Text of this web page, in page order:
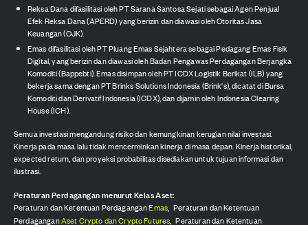
Reksa Dana difasilitasi oleh PT Sarana Santosa Sejati sebagai Agen Penjual
Efek Reksa Dana (APERD) yang berizin dan diawasi oleh Otoritas Jasa
Keuangan (OJK).
Emas difasilitasi oleh PT Pluang Emas Sejahtera sebagai Pedagang Emas Fisik
Digital, yang berizin dan diawasi oleh Badan Pengawas Perdagangan Berjangka
Komoditi (Bappebti). Emas disimpan oleh PT ICDX Logistik Berikat (ILB) yang
bekerja sama dengan PT Brinks Solutions Indonesia (Brink's), dicatat di Bursa
Komoditi dan Derivatif Indonesia (ICDX), dan dijamin oleh Indonesia Clearing
House (ICH).
Semua investasi mengandung risiko dan kemungkinan kerugian nilai investasi.
Kinerja pada masa lalu tidak mencerminkan kinerja di masa depan. Kinerja historikal,
expected return, dan proyeksi probabilitas disediakan untuk tujuan informasi dan
ilustrasi.
Peraturan Perdagangan menurut Kelas Aset:
Peraturan dan Ketentuan PerdaganganEmas, Peraturan dan Ketentuan
PerdaganganAset Crypto dan Crypto Futures, Peraturan dan Ketentuan